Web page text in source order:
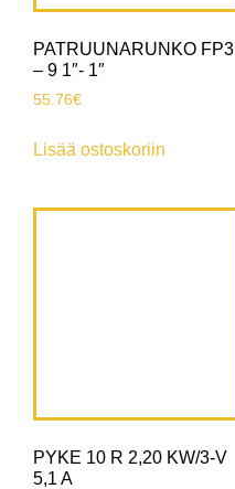
PATRUUNARUNKO FP3
– 9 1″- 1″
55.76€
Lisää ostoskoriin
PYKE 10 R 2,20 KW/3-V
5,1 A